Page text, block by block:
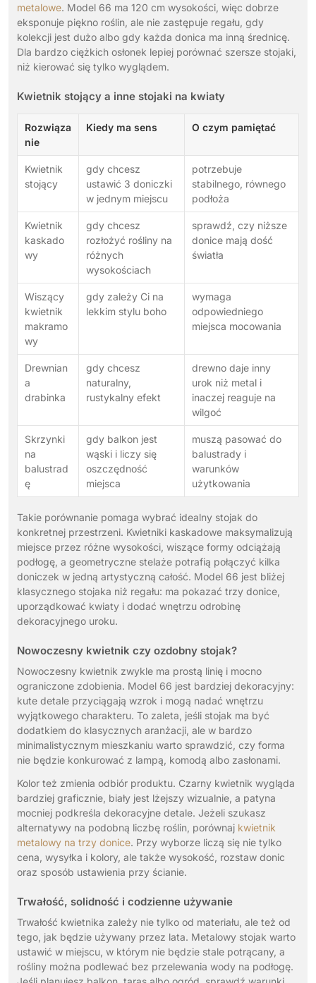
metalowe. Model 66 ma 120 cm wysokości, więc dobrze
eksponuje piękno roślin, ale nie zastępuje regału, gdy
kolekcji jest dużo albo gdy każda donica ma inną średnicę.
Dla bardzo ciężkich osłonek lepiej porównać szersze stojaki,
niż kierować się tylko wyglądem.
Kwietnik stojący a inne stojaki na kwiaty
Rozwiąza
nie
Kiedy ma sens O czym pamiętać
Kwietnik
stojący
gdy chcesz
ustawić 3 doniczki
w jednym miejscu
potrzebuje
stabilnego, równego
podłoża
Kwietnik
kaskado
wy
gdy chcesz
rozłożyć rośliny na
różnych
wysokościach
sprawdź, czy niższe
donice mają dość
światła
Wiszący
kwietnik
makramo
wy
gdy zależy Ci na
lekkim stylu boho
wymaga
odpowiedniego
miejsca mocowania
Drewnian
a
drabinka
gdy chcesz
naturalny,
rustykalny efekt
drewno daje inny
urok niż metal i
inaczej reaguje na
wilgoć
Skrzynki
na
balustrad
ę
gdy balkon jest
wąski i liczy się
oszczędność
miejsca
muszą pasować do
balustrady i
warunków
użytkowania
Takie porównanie pomaga wybrać idealny stojak do
konkretnej przestrzeni. Kwietniki kaskadowe maksymalizują
miejsce przez różne wysokości, wiszące formy odciążają
podłogę, a geometryczne stelaże potrafią połączyć kilka
doniczek w jedną artystyczną całość. Model 66 jest bliżej
klasycznego stojaka niż regału: ma pokazać trzy donice,
uporządkować kwiaty i dodać wnętrzu odrobinę
dekoracyjnego uroku.
Nowoczesny kwietnik czy ozdobny stojak?
Nowoczesny kwietnik zwykle ma prostą linię i mocno
ograniczone zdobienia. Model 66 jest bardziej dekoracyjny:
kute detale przyciągają wzrok i mogą nadać wnętrzu
wyjątkowego charakteru. To zaleta, jeśli stojak ma być
dodatkiem do klasycznych aranżacji, ale w bardzo
minimalistycznym mieszkaniu warto sprawdzić, czy forma
nie będzie konkurować z lampą, komodą albo zasłonami.
Kolor też zmienia odbiór produktu. Czarny kwietnik wygląda
bardziej graficznie, biały jest lżejszy wizualnie, a patyna
mocniej podkreśla dekoracyjne detale. Jeżeli szukasz
alternatywy na podobną liczbę roślin, porównaj kwietnik
metalowy na trzy donice. Przy wyborze liczą się nie tylko
cena, wysyłka i kolory, ale także wysokość, rozstaw donic
oraz sposób ustawienia przy ścianie.
Trwałość, solidność i codzienne używanie
Trwałość kwietnika zależy nie tylko od materiału, ale też od
tego, jak będzie używany przez lata. Metalowy stojak warto
ustawić w miejscu, w którym nie będzie stale potrącany, a
rośliny można podlewać bez przelewania wody na podłogę.